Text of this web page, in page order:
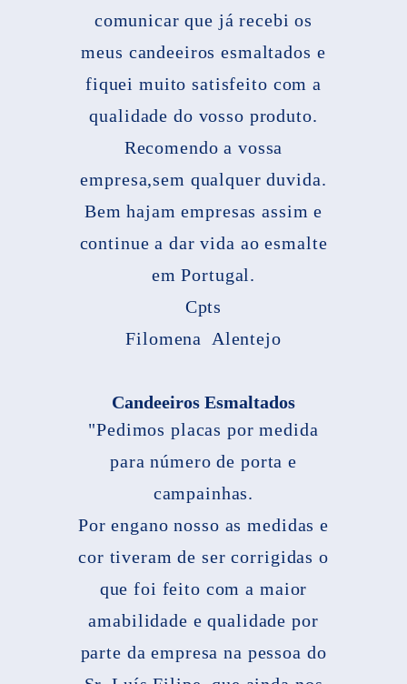
comunicar que já recebi os
meus candeeiros esmaltados e
fiquei muito satisfeito com a
qualidade do vosso produto.
Recomendo a vossa
empresa,sem qualquer duvida.
Bem hajam empresas assim e
continue a dar vida ao esmalte
em Portugal.
Cpts
Filomena Alentejo
Candeeiros Esmaltados
"Pedimos placas por medida
para número de porta e
campainhas.
Por engano nosso as medidas e
cor tiveram de ser corrigidas o
que foi feito com a maior
amabilidade e qualidade por
parte da empresa na pessoa do